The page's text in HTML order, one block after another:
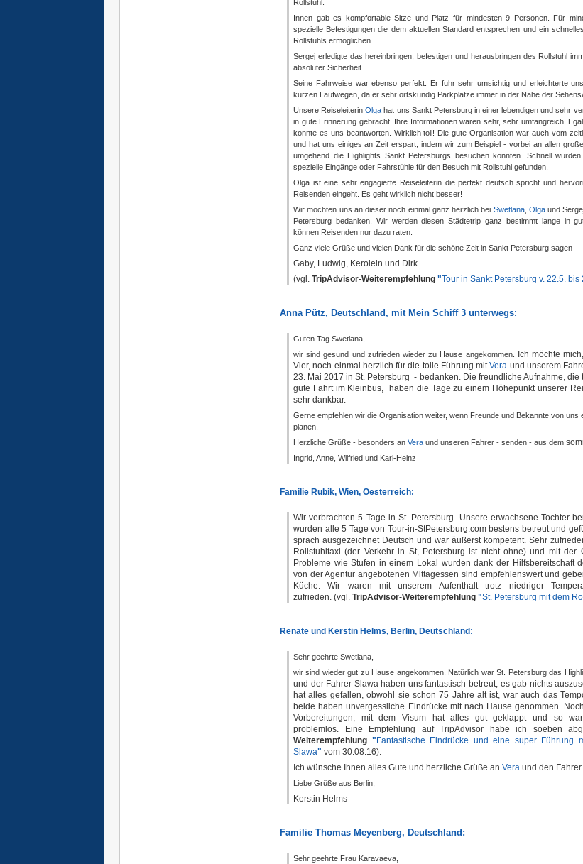
Rollstuhl.
Innen gab es kompfortable Sitze und Platz für mindesten 9 Personen. Für
spezielle Befestigungen die dem aktuellen Standard entsprechen und ein
Rollstuhls ermöglichen.
Sergej erledigte das hereinbringen, befestigen und herausbringen des Rollstuhl
absoluter Sicherheit.
Seine Fahrweise war ebenso perfekt. Er fuhr sehr umsichtig und erleichterte
kurzen Laufwegen, da er sehr ortskundig Parkplätze immer in der Nähe der
Unsere ReiseleiterinOlgahat uns Sankt Petersburg in einer lebendigen und sehr
in gute Erinnerung gebracht. Ihre Informationen waren sehr, sehr umfangreich.
konnte es uns beantworten. Wirklich toll! Die gute Organisation war auch vom
und hat uns einiges an Zeit erspart, indem wir zum Beispiel - vorbei an allen
umgehend die Highlights Sankt Petersburgs besuchen konnten. Schnell
spezielle Eingänge oder Fahrstühle für den Besuch mit Rollstuhl gefunden.
Olga ist eine sehr engagierte Reiseleiterin die perfekt deutsch spricht und
Reisenden eingeht. Es geht wirklich nicht besser!
Wir möchten uns an dieser noch einmal ganz herzlich bei Swetlana, Olgaund
Petersburg bedanken. Wir werden diesen Städtetrip ganz bestimmt lange in
können Reisenden nur dazu raten.
Ganz viele Grüße und vielen Dank für die schöne Zeit in Sankt Petersburg sagen
Gaby, Ludwig, Kerolein und Dirk
(vgl. TripAdvisor-Weiterempfehlung "Tour in Sankt Petersburg v. 22.5. bis
Anna Pütz, Deutschland, mit Mein Schiff 3 unterwegs:
Guten Tag Swetlana,
wir sind gesund und zufrieden wieder zu Hause angekommen.
Ich möchte
Vier, noch einmal herzlich für die tolle Führung mitVera und unserem
23. Mai 2017 in St. Petersburg - bedanken. Die freundliche Aufnahme,
gute Fahrt im Kleinbus, haben die Tage zu einem Höhepunkt unserer
sehr dankbar.
Gerne empfehlen wir die Organisation weiter, wenn Freunde und Bekannte von uns
planen.
Herzliche Grüße - besonders an Vera und unseren Fahrer - senden - aus dem
Ingrid, Anne, Wilfried und Karl-Heinz
Familie Rubik, Wien, Oesterreich:
Wir verbrachten 5 Tage in St. Petersburg. Unsere erwachsene Tochter
wurden alle 5 Tage von Tour-in-StPetersburg.com bestens betreut und
sprach ausgezeichnet Deutsch und war äußerst kompetent. Sehr
Rollstuhltaxi (der Verkehr in St, Petersburg ist nicht ohne) und mit der
Probleme wie Stufen in einem Lokal wurden dank der Hilfsbereitschaft
von der Agentur angebotenen Mittagessen sind empfehlenswert und
Küche. Wir waren mit unserem Aufenthalt trotz niedriger
zufrieden. (vgl. TripAdvisor-Weiterempfehlung "St. Petersburg mit dem
Renate und Kerstin Helms, Berlin, Deutschland:
Sehr geehrte Swetlana,
wir sind wieder gut zu Hause angekommen. Natürlich war St. Petersburg das
und der Fahrer Slawa haben uns fantastisch betreut, es gab nichts
hat alles gefallen, obwohl sie schon 75 Jahre alt ist, war auch das
beide haben unvergessliche Eindrücke mit nach Hause genommen.
Vorbereitungen, mit dem Visum hat alles gut geklappt und so
problemlos.
Eine Empfehlung auf TripAdvisor habe ich soeben
Weiterempfehlung " Fantastische Eindrücke und eine super Führung
Slawa" vom 30.08.16).
Ich wünsche Ihnen alles Gute und herzliche Grüße an Vera und den
Liebe Grüße aus Berlin,
Kerstin Helms
Familie Thomas Meyenberg, Deutschland:
Sehr geehrte Frau Karavaeva,